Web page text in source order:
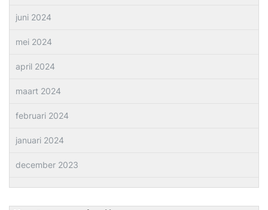
juni 2024
mei 2024
april 2024
maart 2024
februari 2024
januari 2024
december 2023